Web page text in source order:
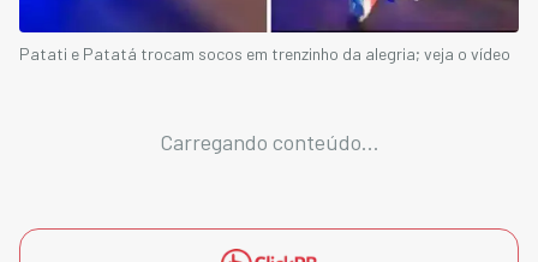
Patati e Patatá trocam socos em trenzinho da alegria; veja o vídeo
Carregando conteúdo...